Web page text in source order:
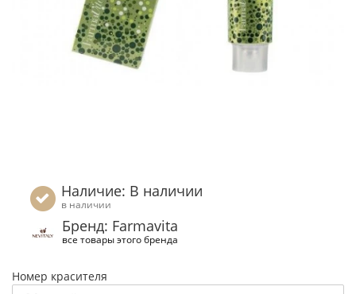
Наличие: В наличии
в наличии
Бренд: Farmavita
все товары этого бренда
Номер красителя